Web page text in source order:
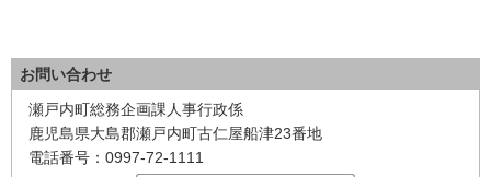
お問い合わせ
瀬戸内町総務企画課人事行政係
鹿児島県大島郡瀬戸内町古仁屋船津23番地
電話番号：0997-72-1111